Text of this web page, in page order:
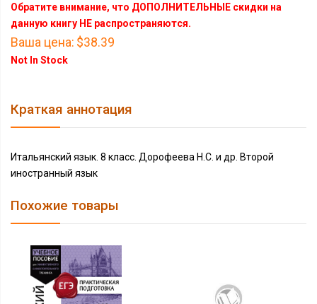
Обратите внимание, что ДОПОЛНИТЕЛЬНЫЕ скидки на
данную книгу НЕ распространяются.
Ваша цена: $38.39
Not In Stock
Краткая аннотация
Итальянский язык. 8 класс. Дорофеева Н.С. и др. Второй
иностранный язык
Похожие товары